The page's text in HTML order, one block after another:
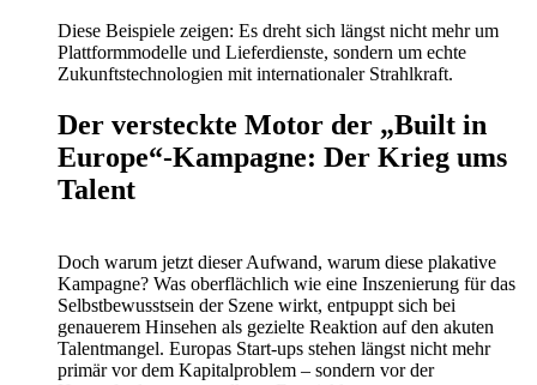
Diese Beispiele zeigen: Es dreht sich längst nicht mehr um
Plattformmodelle und Lieferdienste, sondern um echte
Zukunftstechnologien mit internationaler Strahlkraft.
Der versteckte Motor der „Built in
Europe“-Kampagne: Der Krieg ums
Talent
Doch warum jetzt dieser Aufwand, warum diese plakative
Kampagne? Was oberflächlich wie eine Inszenierung für das
Selbstbewusstsein der Szene wirkt, entpuppt sich bei
genauerem Hinsehen als gezielte Reaktion auf den akuten
Talentmangel. Europas Start-ups stehen längst nicht mehr
primär vor dem Kapitalproblem – sondern vor der